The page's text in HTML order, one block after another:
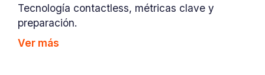
Tecnología contactless, métricas clave y
preparación.
Ver más